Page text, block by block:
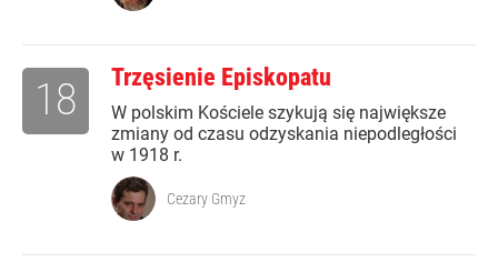
Trzęsienie Episkopatu
W polskim Kościele szykują się największe
zmiany od czasu odzyskania niepodległości
w 1918 r.
18
Cezary Gmyz